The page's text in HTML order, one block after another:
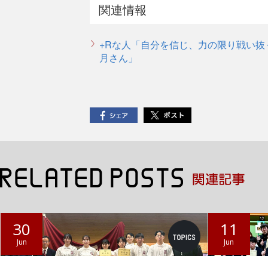
関連情報
+Rな人「自分を信じ、力の限り戦い
月さん」
30
Jun
11
Jun